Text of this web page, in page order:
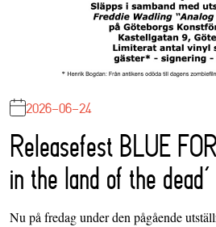
2026-06-24
Releasefest BLUE
in the land of the dead’
Nu på fredag under den pågående